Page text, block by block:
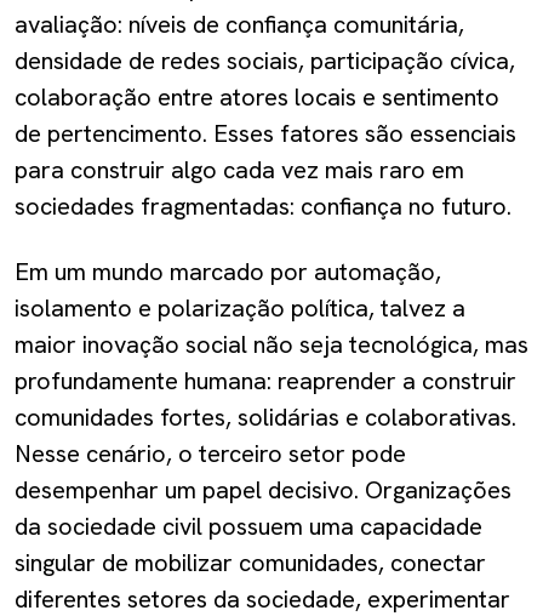
avaliação: níveis de confiança comunitária,
densidade de redes sociais, participação cívica,
colaboração entre atores locais e sentimento
de pertencimento. Esses fatores são essenciais
para construir algo cada vez mais raro em
sociedades fragmentadas: confiança no futuro.
Em um mundo marcado por automação,
isolamento e polarização política, talvez a
maior inovação social não seja tecnológica, mas
profundamente humana: reaprender a construir
comunidades fortes, solidárias e colaborativas.
Nesse cenário, o terceiro setor pode
desempenhar um papel decisivo. Organizações
da sociedade civil possuem uma capacidade
singular de mobilizar comunidades, conectar
diferentes setores da sociedade, experimentar